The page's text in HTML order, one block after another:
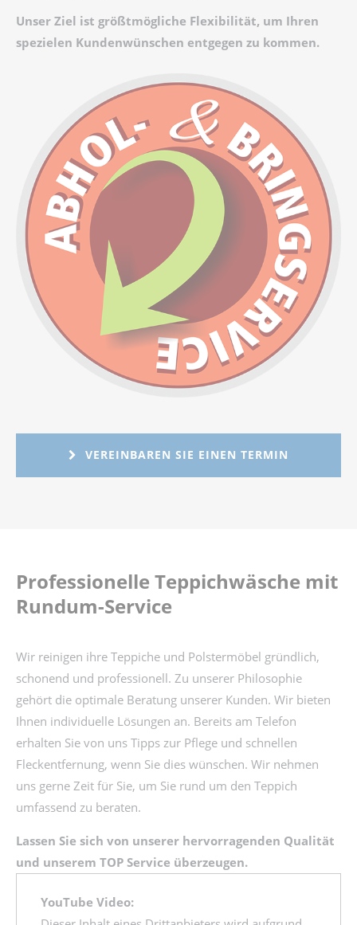
Unser Ziel ist größtmögliche Flexibilität, um Ihren
spezielen Kundenwünschen entgegen zu kommen.
VEREINBAREN SIE EINEN TERMIN
Professionelle Teppichwäsche mit
Rundum-Service
Wir reinigen ihre Teppiche und Polstermöbel gründlich,
schonend und professionell. Zu unserer Philosophie
gehört die optimale Beratung unserer Kunden. Wir bieten
Ihnen individuelle Lösungen an. Bereits am Telefon
erhalten Sie von uns Tipps zur Pflege und schnellen
Fleckentfernung, wenn Sie dies wünschen. Wir nehmen
uns gerne Zeit für Sie, um Sie rund um den Teppich
umfassend zu beraten.
Lassen Sie sich von unserer hervorragenden Qualität
und unserem TOP Service überzeugen.
YouTube Video: